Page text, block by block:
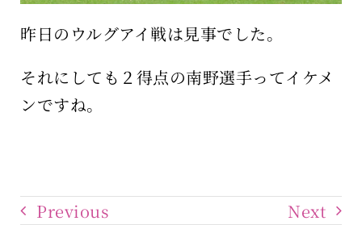
昨日のウルグアイ戦は見事でした。
それにしても２得点の南野選手ってイケメ
ンですね。
Previous Next